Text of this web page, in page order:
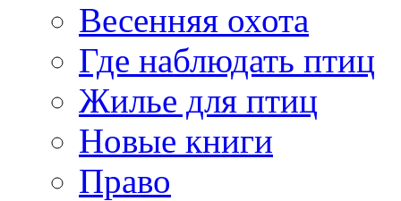
Весенняя охота
Где наблюдать птиц
Жилье для птиц
Новые книги
Право